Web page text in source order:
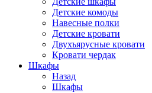
Детские комоды
Навесные полки
Детские кровати
Двухъярусные кровати
Кровати чердак
Шкафы
Назад
Шкафы